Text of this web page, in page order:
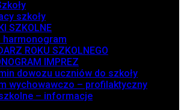
szkoły
SZKOLNE
harmonogram
ROKU SZKOLNEGO
IMPREZ
dowozu uczniów do szkoły
wychowawczo – profilaktyczny
– informacje